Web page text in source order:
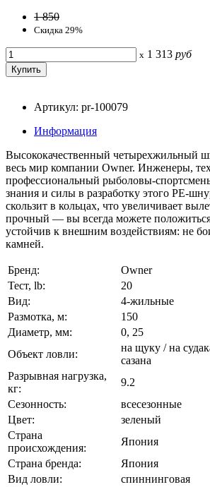
1 850
Скидка 29%
x 1 313 руб
Артикул: pr-100079
Информация
Высококачественный четырехжильный
весь мир компании Owner. Инженеры,
профессиональный рыболовы-
знания и силы в разработку этого PE-
скользит в кольцах, что увеличивает
прочный — вы всегда можете
устойчив к внешним воздействиям: не
камней.
Бренд:
Owner
Тест, lb:
20
Вид:
4-жильные
Размотка, м:
150
Диаметр, мм:
0, 25
Объект ловли:
на щуку / на
сазана
Разрывная нагрузка,
кг:
9.2
Сезонность:
всесезонные
Цвет:
зеленый
Страна
происхождения:
Япония
Страна бренда:
Япония
Вид ловли:
спиннинговая